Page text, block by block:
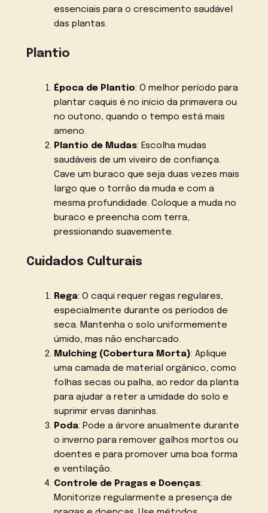
essenciais para o crescimento saudável
das plantas.
Plantio
Época de Plantio: O melhor período para
plantar caquis é no início da primavera ou
no outono, quando o tempo está mais
ameno.
Plantio de Mudas: Escolha mudas
saudáveis de um viveiro de confiança.
Cave um buraco que seja duas vezes mais
largo que o torrão da muda e com a
mesma profundidade. Coloque a muda no
buraco e preencha com terra,
pressionando suavemente.
Cuidados Culturais
Rega: O caqui requer regas regulares,
especialmente durante os períodos de
seca. Mantenha o solo uniformemente
úmido, mas não encharcado.
Mulching (Cobertura Morta): Aplique
uma camada de material orgânico, como
folhas secas ou palha, ao redor da planta
para ajudar a reter a umidade do solo e
suprimir ervas daninhas.
Poda: Pode a árvore anualmente durante
o inverno para remover galhos mortos ou
doentes e para promover uma boa forma
e ventilação.
Controle de Pragas e Doenças:
Monitorize regularmente a presença de